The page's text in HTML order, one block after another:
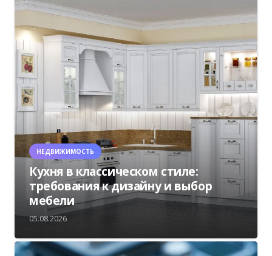
НЕДВИЖИМОСТЬ
Кухня в классическом стиле:
требования к дизайну и выбор
мебели
05.08.2026